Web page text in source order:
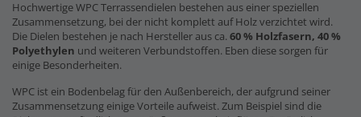
Hochwertige WPC Terrassendielen bestehen aus einer speziellen
Zusammensetzung, bei der nicht komplett auf Holz verzichtet wird.
Die Dielen bestehen je nach Hersteller aus ca. 60 % Holzfasern, 40 %
Polyethylen und weiteren Verbundstoffen. Eben diese sorgen für
einige Besonderheiten.
WPC ist ein Bodenbelag für den Außenbereich, der aufgrund seiner
Zusammensetzung einige Vorteile aufweist. Zum Beispiel sind die